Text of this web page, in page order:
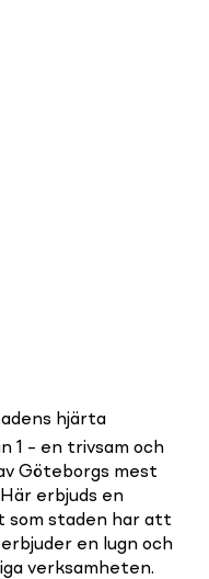
hjärta
1 – en trivsam och
Göteborgs mest
erbjuds en
som staden har att
en lugn och
verksamheten.